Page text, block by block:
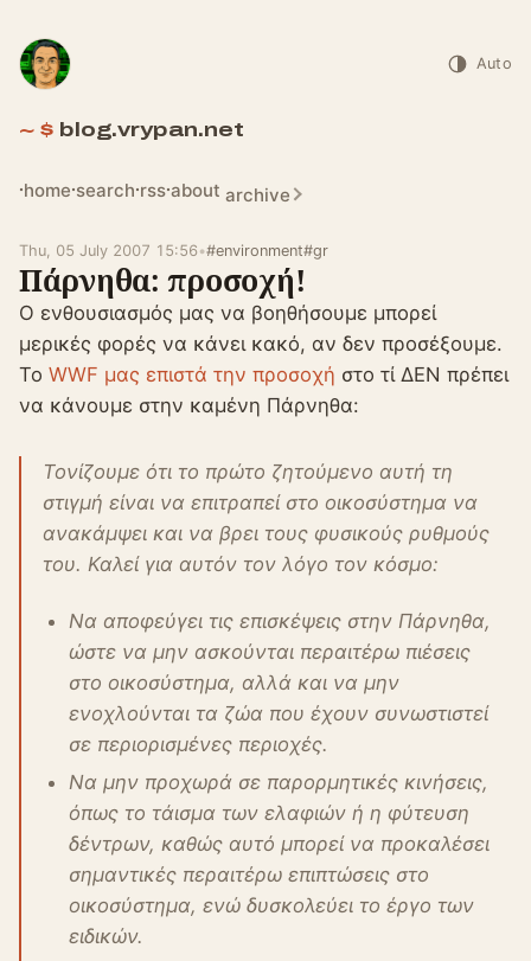
blog.vrypan.net
home search rss about archive
Auto
Thu, 05 July 2007 15:56 •#environment#gr
Πάρνηθα: προσοχή!
Ο ενθουσιασμός μας να βοηθήσουμε μπορεί
μερικές φορές να κάνει κακό, αν δεν προσέξουμε.
Το WWF μας επιστά την προσοχή στο τί ΔΕΝ πρέπει
να κάνουμε στην καμένη Πάρνηθα:
Τονίζουμε ότι το πρώτο ζητούμενο αυτή τη
στιγμή είναι να επιτραπεί στο οικοσύστημα να
ανακάμψει και να βρει τους φυσικούς ρυθμούς
του. Καλεί για αυτόν τον λόγο τον κόσμο:
Να αποφεύγει τις επισκέψεις στην Πάρνηθα,
ώστε να μην ασκούνται περαιτέρω πιέσεις
στο οικοσύστημα, αλλά και να μην
ενοχλούνται τα ζώα που έχουν συνωστιστεί
σε περιορισμένες περιοχές.
Να μην προχωρά σε παρορμητικές κινήσεις,
όπως το τάισμα των ελαφιών ή η φύτευση
δέντρων, καθώς αυτό μπορεί να προκαλέσει
σημαντικές περαιτέρω επιπτώσεις στο
οικοσύστημα, ενώ δυσκολεύει το έργο των
ειδικών.